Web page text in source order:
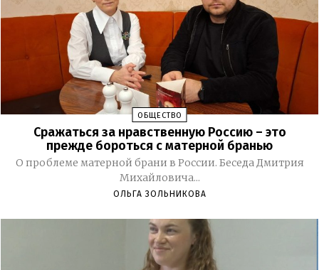
ОБЩЕСТВО
Сражаться за нравственную Россию – это
прежде бороться с матерной бранью
О проблеме матерной брани в России. Беседа Дмитрия
Михайловича...
ОЛЬГА ЗОЛЬНИКОВА